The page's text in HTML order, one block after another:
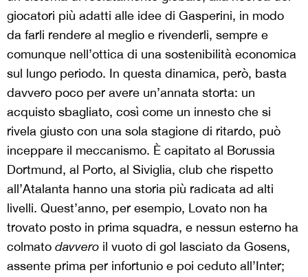
giocatori più adatti alle idee di Gasperini, in modo
da farli rendere al meglio e rivenderli, sempre e
comunque nell’ottica di una sostenibilità economica
sul lungo periodo. In questa dinamica, però, basta
davvero poco per avere un’annata storta: un
acquisto sbagliato, così come un innesto che si
rivela giusto con una sola stagione di ritardo, può
inceppare il meccanismo. È capitato al Borussia
Dortmund, al Porto, al Siviglia, club che rispetto
all’Atalanta hanno una storia più radicata ad alti
livelli. Quest’anno, per esempio, Lovato non ha
trovato posto in prima squadra, e nessun esterno ha
colmato davvero il vuoto di gol lasciato da Gosens,
assente prima per infortunio e poi ceduto all’Inter;